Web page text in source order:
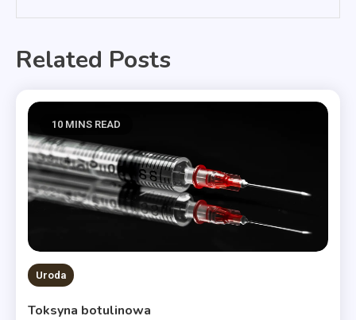
Related Posts
10 MINS READ
Uroda
Toksyna botulinowa